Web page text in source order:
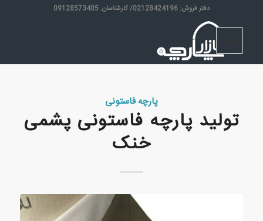
دفتر فروش: 02128424196/ کارشناسان: 09128573405
پارچه فاستونی
تولید پارچه فاستونی پشمی
خنک